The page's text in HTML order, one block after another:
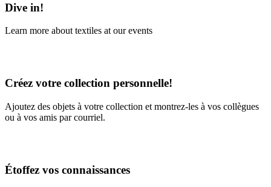
Dive in!
Learn more about textiles at our events
Créez votre collection personnelle!
Ajoutez des objets à votre collection et montrez-les à vos collègues
ou à vos amis par courriel.
Étoffez vos connaissances